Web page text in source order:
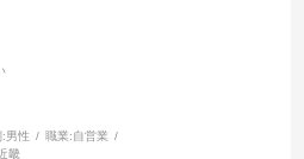
:男性 職業:自営業
畿